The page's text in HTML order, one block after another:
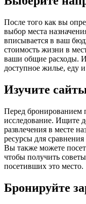
После того как вы
выбор места
вписывается в ваш
стоимость жизни в
ваши общие расходы.
доступное жилье, еду
Изучите
Перед бронированием
исследование. Ищите
развлечения в месте
ресурсы для
Вы также можете
чтобы получить
посетивших это место.
Бронируйте